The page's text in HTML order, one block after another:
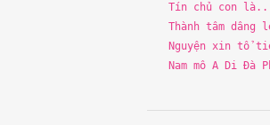
Tín chủ con
Thành tâm dâng
Nguyện xin tổ
Nam mô ADi Đà